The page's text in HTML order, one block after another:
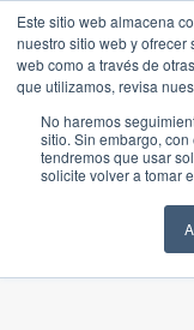
Este sitio web almacena
nuestro sitio web y ofrecer
web como a través de
que utilizamos, revisa
No haremos
sitio. Sin embargo,
tendremos que usar
solicite volver a tomar